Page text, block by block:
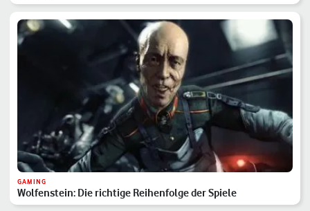
GAMING
Wolfenstein: Die richtige Reihenfolge der Spiele